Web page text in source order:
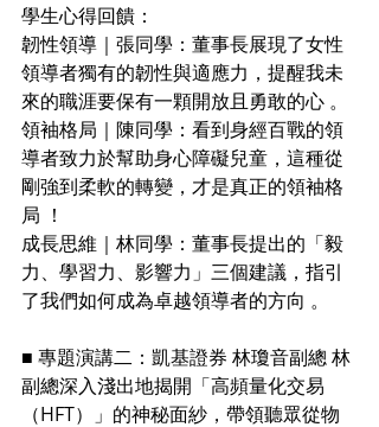
學生心得回饋：
韌性領導｜張同學：董事長展現了女性
領導者獨有的韌性與適應力，提醒我未
來的職涯要保有一顆開放且勇敢的心 。
領袖格局｜陳同學：看到身經百戰的領
導者致力於幫助身心障礙兒童，這種從
剛強到柔軟的轉變，才是真正的領袖格
局 ！
成長思維｜林同學：董事長提出的「毅
力、學習力、影響力」三個建議，指引
了我們如何成為卓越領導者的方向 。
■ 專題演講二：凱基證券 林瓊音副總 林
副總深入淺出地揭開「高頻量化交易
（HFT）」的神秘面紗，帶領聽眾從物